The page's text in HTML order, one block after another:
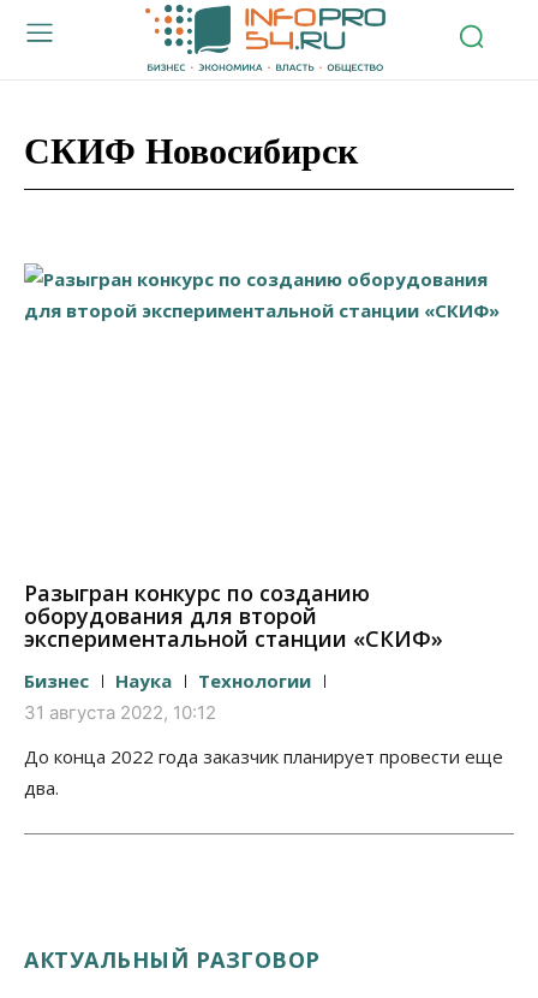
СКИФ Новосибирск
Разыгран конкурс по созданию
оборудования для второй
экспериментальной станции «СКИФ»
Бизнес Наука Технологии
31 августа 2022, 10:12
До конца 2022 года заказчик планирует провести еще
два.
АКТУАЛЬНЫЙ РАЗГОВОР